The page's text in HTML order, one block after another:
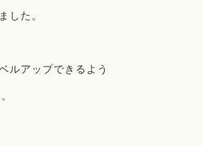
した。
ルアップできるよう